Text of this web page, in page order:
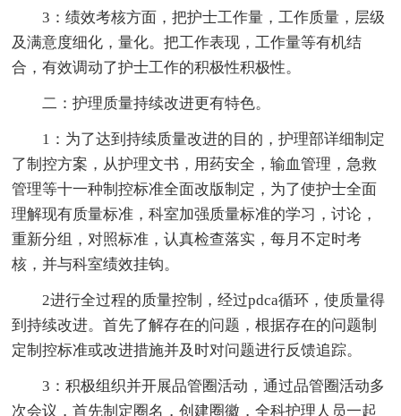
3：绩效考核方面，把护士工作量，工作质量，层级
及满意度细化，量化。把工作表现，工作量等有机结
合，有效调动了护士工作的积极性积极性。
二：护理质量持续改进更有特色。
1：为了达到持续质量改进的目的，护理部详细制定
了制控方案，从护理文书，用药安全，输血管理，急救
管理等十一种制控标准全面改版制定，为了使护士全面
理解现有质量标准，科室加强质量标准的学习，讨论，
重新分组，对照标准，认真检查落实，每月不定时考
核，并与科室绩效挂钩。
2进行全过程的质量控制，经过pdca循环，使质量得
到持续改进。首先了解存在的问题，根据存在的问题制
定制控标准或改进措施并及时对问题进行反馈追踪。
3：积极组织并开展品管圈活动，通过品管圈活动多
次会议，首先制定圈名，创建圈徽，全科护理人员一起